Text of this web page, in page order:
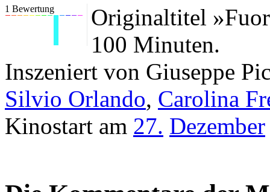
1 Bewertung
Originaltitel
100 Minuten.
Inszeniert von Giuseppe
Silvio Orlando, Carolina
Kinostart am 27. Dezember